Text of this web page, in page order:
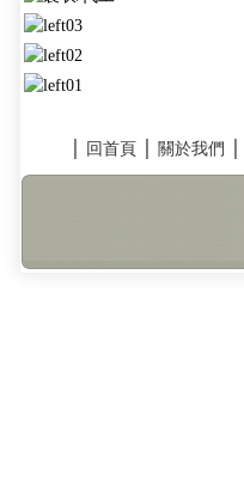
回首頁 關於我們